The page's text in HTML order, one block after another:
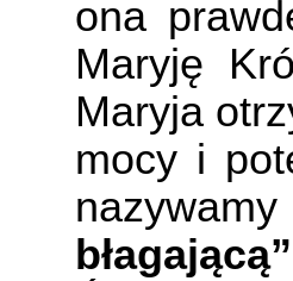
ona
Maryję
Maryja
mocy i
błagającą”